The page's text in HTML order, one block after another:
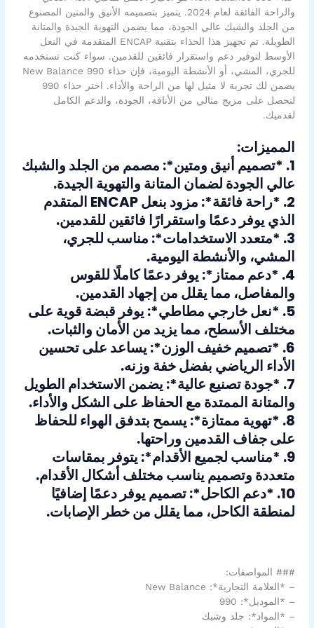
والراحة الفائقة لعام 2024. يتميز بتصميمه الأنيق والمتين المصنوع
من الجلد والشبك عالي الجودة، مما يضمن التهوية الجيدة والمتانة
الطويلة. تم تجهيز هذا الحذاء بتقنية ENCAP المتقدمة في النعل
الأوسط لتوفير دعم واستقرار فائقين للقدمين. سواء كنت تستخدمه
للجري، المشي، أو الأنشطة اليومية، فإن حذاء New Balance 990
يضمن لك تجربة لا مثيل لها من الراحة والأداء. اختر حذاء 990
لتحصل على مزيج مثالي من الأناقة، الجودة، والدعم الكامل
لقدميك.
المميزات:
1. *تصميم أنيق ومتين*: مصمم من الجلد والشبك
عالي الجودة لضمان المتانة والتهوية الجيدة.
2. *راحة فائقة*: مزود بنعل ENCAP المتقدم
الذي يوفر دعمًا واستقرارًا فائقين للقدمين.
3. *متعدد الاستخدامات*: مناسب للجري،
المشي، والأنشطة اليومية.
4. *دعم ممتاز*: يوفر دعمًا كاملًا للقوس
والمفاصل، مما يقلل من إجهاد القدمين.
5. *نعل خارجي مطاطي*: يوفر قبضة قوية على
مختلف الأسطح، مما يزيد من الأمان والثبات.
6. *تصميم خفيف الوزن*: يساعد على تحسين
الأداء الرياضي بفضل خفة وزنه.
7. *جودة تصنيع عالية*: يضمن الاستخدام الطويل
والمتانة الممتدة مع الحفاظ على الشكل والأداء.
8. *تهوية ممتازة*: يسمح بتدفق الهواء للحفاظ
على جفاف القدمين وراحتها.
9. *مناسب لجميع الأقدام*: يتوفر بمقاسات
متعددة وتصميم يناسب مختلف أشكال الأقدام.
10. *دعم الكاحل*: تصميم يوفر دعمًا إضافيًا
لمنطقة الكاحل، مما يقلل من خطر الإصابات.
### المواصفات:
– *العلامة التجارية*: New Balance
– *الموديل*: 990
– *المواد*: جلد وشبك